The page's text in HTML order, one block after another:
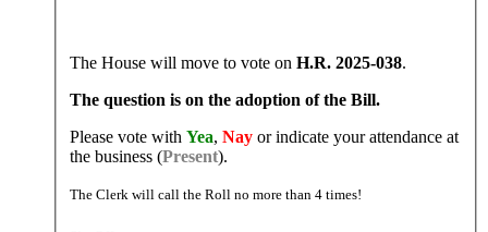
The House will move to vote on H.R. 2025-038.
The question is on the adoption of the Bill.
Please vote with Yea, Nay or indicate your attendance at
the business (Present).
The Clerk will call the Roll no more than 4 times!